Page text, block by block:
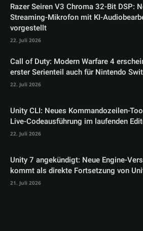
Razer Seiren V3 Chroma 32-Bit DSP:
Streaming-Mikrofon mit KI-
vorgestellt
22. Juli 2026
Call of Duty: Modern Warfare 4
erster Serienteil auch für Nintendo
22. Juli 2026
Unity CLI: Neues Kommandozeilen-
Live-Codeausführung im laufenden
22. Juli 2026
Unity 7 angekündigt: Neue Engine-
kommt als direkte Fortsetzung von
21. Juli 2026